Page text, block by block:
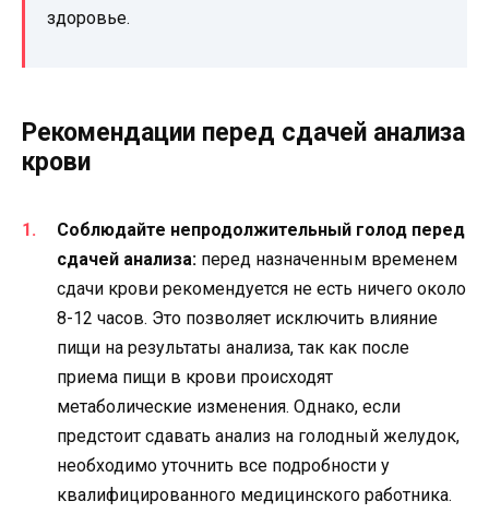
здоровье.
Рекомендации перед сдачей анализа
крови
Соблюдайте непродолжительный голод перед
сдачей анализа: перед назначенным временем
сдачи крови рекомендуется не есть ничего около
8-12 часов. Это позволяет исключить влияние
пищи на результаты анализа, так как после
приема пищи в крови происходят
метаболические изменения. Однако, если
предстоит сдавать анализ на голодный желудок,
необходимо уточнить все подробности у
квалифицированного медицинского работника.